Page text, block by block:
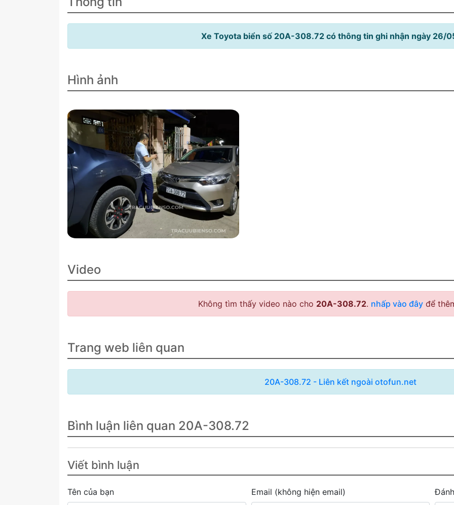
Xe Toyota biển số 20A-308.72 có thông tin ghi nhận ngày 26/
Hình ảnh
Video
Không tìm thấy video nào cho 20A-308.72. nhấp vào đây để
Trang web liên quan
20A-308.72 - Liên kết ngoài otofun.net
Bình luận liên quan 20A-308.72
Viết bình luận
Tên của bạn Email (không hiện email)